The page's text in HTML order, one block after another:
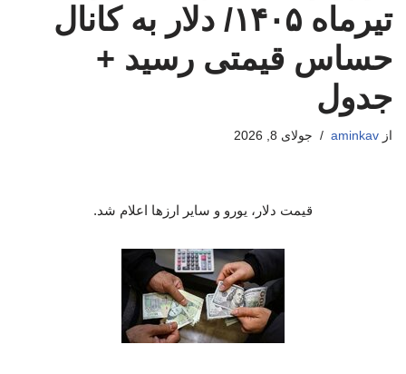
تیرماه ۱۴۰۵/ دلار به کانال
حساس قیمتی رسید +
جدول
از aminkav جولای 8, 2026
قیمت دلار، یورو و سایر ارزها اعلام شد.